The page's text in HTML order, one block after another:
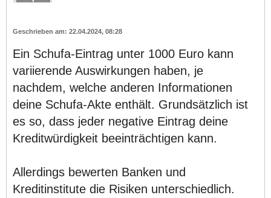
22.04.2024, 08:28
Ein Schufa-Eintrag unter 1000 Euro kann
variierende Auswirkungen haben, je
nachdem, welche anderen Informationen
deine Schufa-Akte enthält. Grundsätzlich ist
es so, dass jeder negative Eintrag deine
Kreditwürdigkeit beeinträchtigen kann.
Allerdings bewerten Banken und
Kreditinstitute die Risiken unterschiedlich.